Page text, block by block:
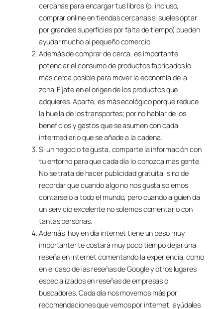
cercanas para encargar tus libros (o, incluso,
comprar online en tiendas cercanas si sueles optar
por grandes superficies por falta de tiempo) pueden
ayudar mucho al pequeño comercio.
Además de comprar de cerca, es importante
potenciar el consumo de productos fabricados lo
más cerca posible para mover la economía de la
zona. Fíjate en el origen de los productos que
adquieres. Aparte, es más ecológico porque reduce
la huella de los transportes; por no hablar de los
beneficios y gastos que se asumen con cada
intermediario que se añade a la cadena.
Si un negocio te gusta, comparte la información con
tu entorno para que cada día lo conozca más gente.
No se trata de hacer publicidad gratuita, sino de
recordar que cuando algo no nos gusta solemos
contárselo a todo el mundo, pero cuando alguien da
un servicio excelente no solemos comentarlo con
tantas personas.
Además, hoy en día internet tiene un peso muy
importante: te costará muy poco tiempo dejar una
reseña en internet comentando la experiencia, como
en el caso de las reseñas de Google y otros lugares
especializados en reseñas de empresas o
buscadores. Cada día nos movemos más por
recomendaciones que vemos por internet, ayúdales